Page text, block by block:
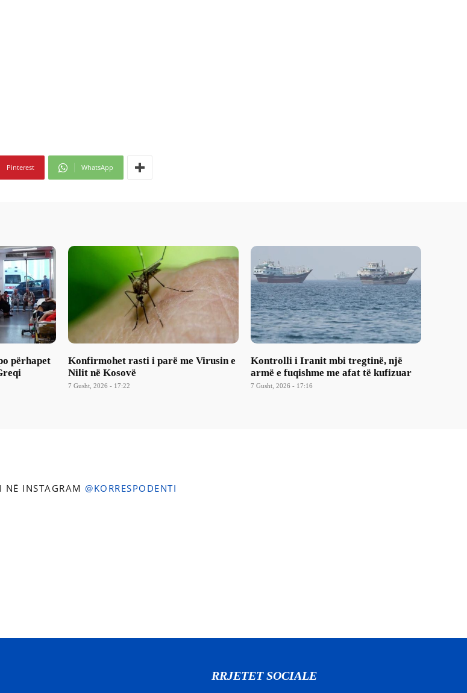
Pinterest WhatsApp
përhapet
Konfirmohet rasti i parë me Virusin e
Nilit në Kosovë
7 Gusht, 2026 - 17:22
Kontrolli i Iranit mbi tregtinë, një
armë e fuqishme me afat të kufizuar
7 Gusht, 2026 - 17:16
INSTAGRAM @KORRESPODENTI
RRJETET SOCIALE